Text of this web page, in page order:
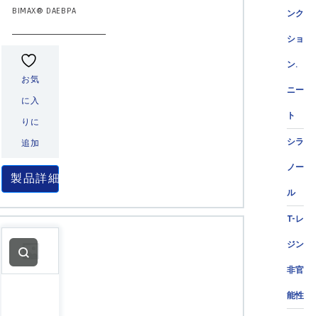
ンク
ショ
ン.
ニー
ト
シラ
ノー
ル
T-レ
ジン
非官
能性
BIMAX® DAEBPA
お気
に入
りに
追加
製品詳細